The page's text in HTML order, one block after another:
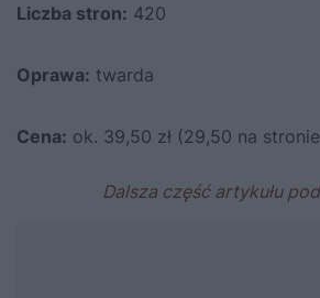
Liczba stron: 420
Oprawa: twarda
Cena: ok. 39,50 zł (29,50 na